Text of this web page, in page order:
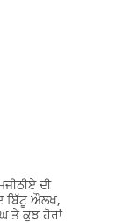
ਦੀ
ਬਿੱਟੂ ਔਲਖ,
ਤੇ ਕੁਝ ਹੋਰਾਂ